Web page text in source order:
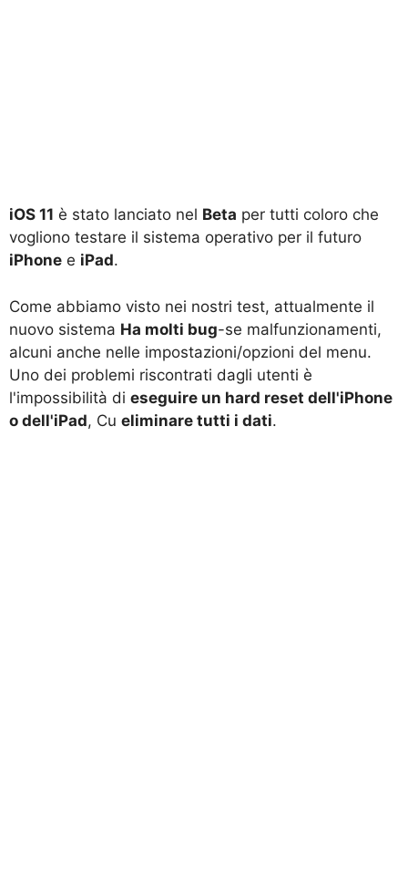
iOS 11 è stato lanciato nel Beta per tutti coloro che
vogliono testare il sistema operativo per il futuro
iPhone e iPad.
Come abbiamo visto nei nostri test, attualmente il
nuovo sistema Ha molti bug-se malfunzionamenti,
alcuni anche nelle impostazioni/opzioni del menu.
Uno dei problemi riscontrati dagli utenti è
l'impossibilità di eseguire un hard reset dell'iPhone
o dell'iPad, Cu eliminare tutti i dati.